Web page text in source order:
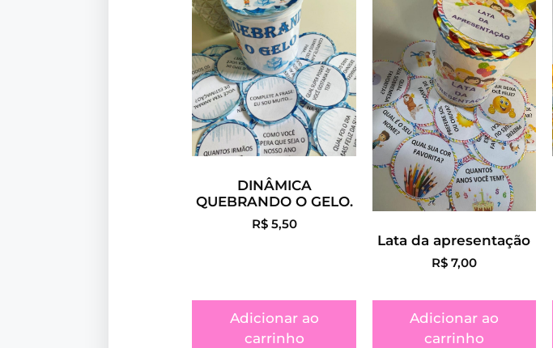
DINÂMICA
QUEBRANDO O GELO.
R$5,50
Adicionar ao
carrinho
Lata da apresentação
R$7,00
Adicionar ao
carrinho